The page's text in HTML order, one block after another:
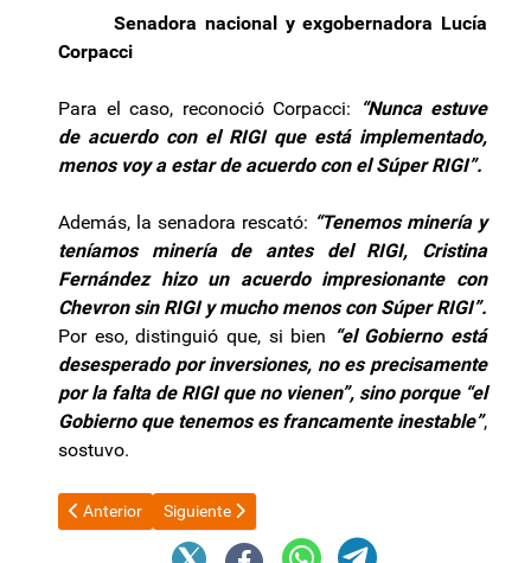
Senadora nacional y exgobernadora Lucía
Corpacci
Para el caso, reconoció Corpacci: “Nunca estuve
de acuerdo con el RIGI que está implementado,
menos voy a estar de acuerdo con el Súper RIGI”.
Además, la senadora rescató: “Tenemos minería y
teníamos minería de antes del RIGI, Cristina
Fernández hizo un acuerdo impresionante con
Chevron sin RIGI y mucho menos con Súper RIGI”.
Por eso, distinguió que, si bien “el Gobierno está
desesperado por inversiones, no es precisamente
por la falta de RIGI que no vienen”, sino porque “el
Gobierno que tenemos es francamente inestable”,
sostuvo.
Artículo anterior: El 2º Encuentro de Proveedores Mineros de
Anterior Artículo siguiente: Desde el gremio se anunció
Siguiente